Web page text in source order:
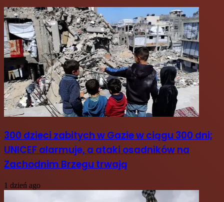
300 dzieci zabitych w Gazie w ciągu 300 dni;
UNICEF alarmuje, a ataki osadników na
Zachodnim Brzegu trwają
1 dzień ago